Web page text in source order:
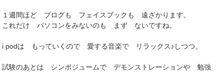
１週間ほど ブログも フェイスブックも 遠ざかります。
これだけ パソコンをみないのも まず ないですね。
i podは もっていくので 愛する音楽で リラックス♪しつつ。
試験のあとは シンポジュームで デモンストレーションや 勉強